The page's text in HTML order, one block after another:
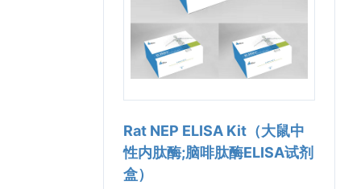
Rat NEP ELISA Kit（大鼠中
性内肽酶;脑啡肽酶ELISA试剂
盒）